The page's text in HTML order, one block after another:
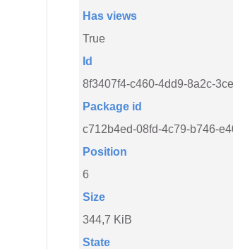
Has views
True
Id
8f3407f4-c460-4dd9-8a2c-
Package id
c712b4ed-08fd-4c79-b746-
Position
6
Size
344,7 KiB
State